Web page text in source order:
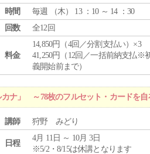
時間
毎週 （木） 13 ：10 ～ 14 ：30
回数
全12回
料金
14,850円（4回／分割支払い）×3
41,250円（12回／一括前納支払※
義開始前まで）
ナ」 ～78枚のフルセット・カードを自
講師 狩野 みどり
日程
4月 11日 ～ 10月 3日
※5/2・8/15は休講となります